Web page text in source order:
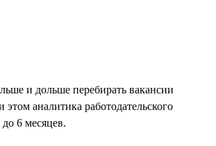
и дольше перебирать вакансии
аналитика работодательского
6 месяцев.